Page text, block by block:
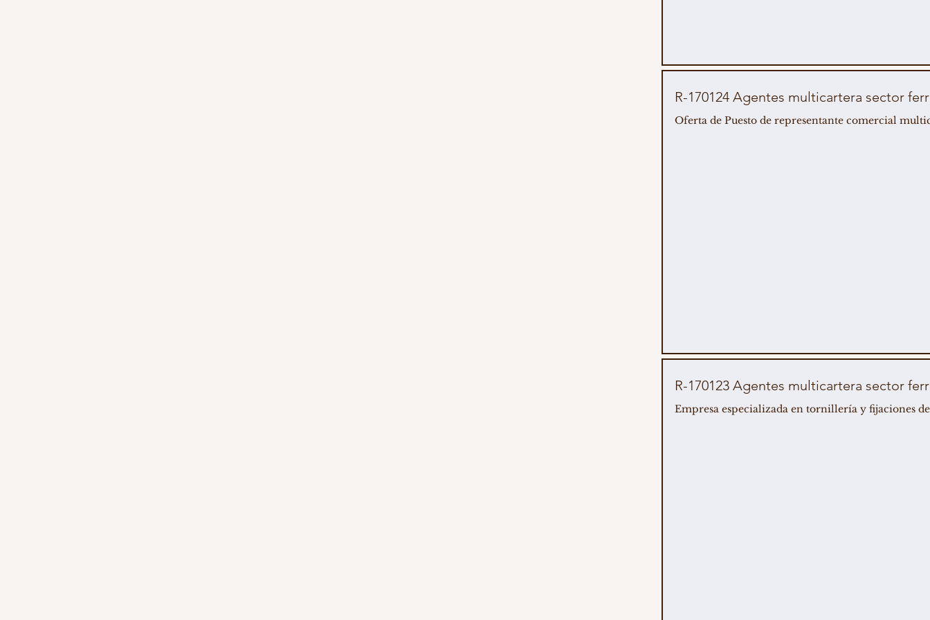
R-170124 Agentes multicartera
Oferta de Puesto de representante comercial
R-170123 Agentes multicartera sector
Empresa especializada en tornillería y fijaciones